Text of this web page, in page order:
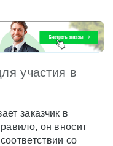
участия в
заказчик в
он вносит
со